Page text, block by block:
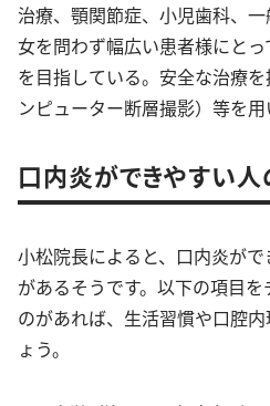
治療、顎関節症、小児歯科、
女を問わず幅広い患者様にと
を目指している。安全な治療
ンピューター断層撮影）等を用
口内炎ができやすい人
小松院長によると、口内炎が
があるそうです。以下の項目
のがあれば、生活習慣や口腔
ょう。